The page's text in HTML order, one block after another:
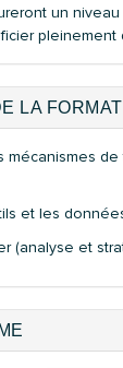
un
pleinement
LA
mécanismes de
et les
(analyse et